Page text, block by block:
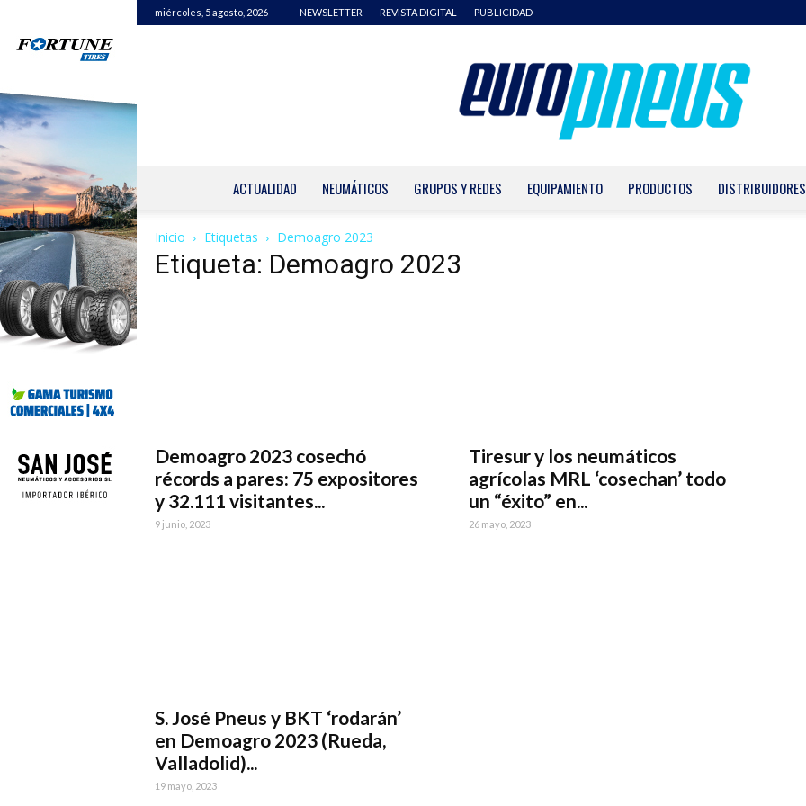
miércoles, 5 agosto, 2026 NEWSLETTER REVISTA DIGITAL PUBLICIDAD
ACTUALIDAD NEUMÁTICOS GRUPOS Y REDES EQUIPAMIENTO PRODUCTOS DISTRIBUIDORES
Inicio Etiquetas Demoagro 2023
Etiqueta: Demoagro 2023
Demoagro 2023 cosechó
récords a pares: 75 expositores
y 32.111 visitantes...
9 junio, 2023
Tiresur y los neumáticos
agrícolas MRL ‘cosechan’ todo
un “éxito” en...
26 mayo, 2023
S. José Pneus y BKT ‘rodarán’
en Demoagro 2023 (Rueda,
Valladolid)...
19 mayo, 2023